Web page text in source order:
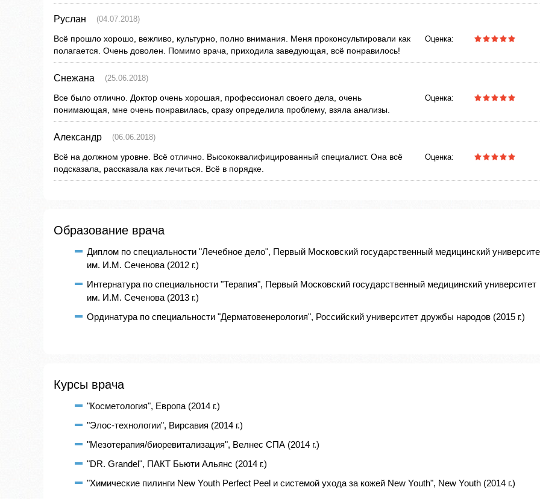
Руслан (04.07.2018)
Всё прошло хорошо, вежливо, культурно, полно внимания. Меня проконсультировали как
полагается. Очень доволен. Помимо врача, приходила заведующая, всё понравилось!
Оценка:
Снежана (25.06.2018)
Все было отлично. Доктор очень хорошая, профессионал своего дела, очень
понимающая, мне очень понравилась, сразу определила проблему, взяла анализы.
Оценка:
Александр (06.06.2018)
Всё на должном уровне. Всё отлично. Высококвалифицированный специалист. Она всё
подсказала, рассказала как лечиться. Всё в порядке.
Оценка:
Образование врача
Диплом по специальности "Лечебное дело", Первый Московский государственный медицинский
им. И.М. Сеченова (2012 г.)
Интернатура по специальности "Терапия", Первый Московский государственный медицинский университет
им. И.М. Сеченова (2013 г.)
Ординатура по специальности "Дерматовенерология", Российский университет дружбы народов (2015 г.)
Курсы врача
"Косметология", Европа (2014 г.)
"Элос-технологии", Вирсавия (2014 г.)
"Мезотерапия/биоревитализация", Велнес СПА (2014 г.)
"DR. Grandel", ПАКТ Бьюти Альянс (2014 г.)
"Химические пилинги New Youth Perfect Peel и системой ухода за кожей New Youth", New Youth (2014 г.)